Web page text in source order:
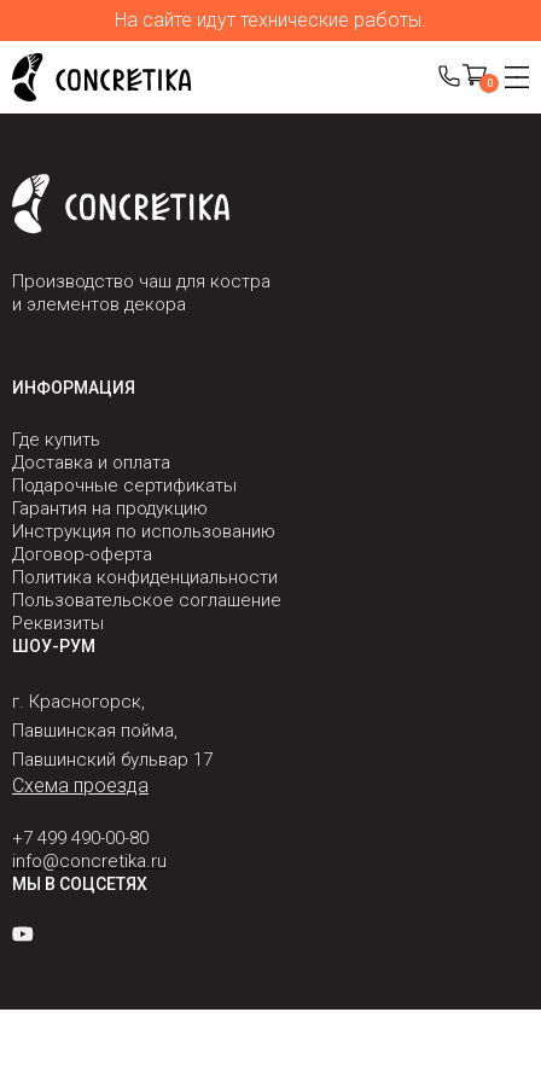
На сайте идут технические работы.
0
Производство чаш для костра
и элементов декора
ИНФОРМАЦИЯ
Где купить
Доставка и оплата
Подарочные сертификаты
Гарантия на продукцию
Инструкция по использованию
Договор-оферта
Политика конфиденциальности
Пользовательское соглашение
Реквизиты
ШОУ-РУМ
г. Красногорск,
Павшинская пойма,
Павшинский бульвар 17
Схема проезда
+7 499 490-00-80
info@concretika.ru
МЫ В СОЦСЕТЯХ